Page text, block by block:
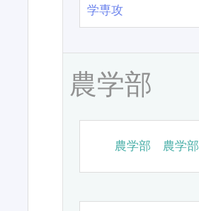
学専攻
農学部
農学部 農学部